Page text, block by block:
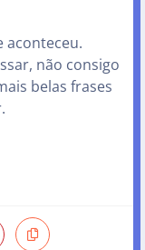
aconteceu.
não consigo
belas frases